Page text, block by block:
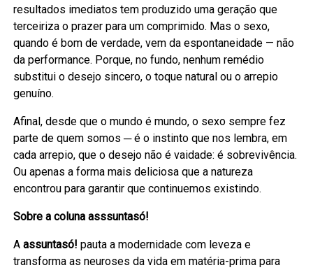
resultados imediatos tem produzido uma geração que
terceiriza o prazer para um comprimido. Mas o sexo,
quando é bom de verdade, vem da espontaneidade — não
da performance. Porque, no fundo, nenhum remédio
substitui o desejo sincero, o toque natural ou o arrepio
genuíno.
Afinal, desde que o mundo é mundo, o sexo sempre fez
parte de quem somos ─ é o instinto que nos lembra, em
cada arrepio, que o desejo não é vaidade: é sobrevivência.
Ou apenas a forma mais deliciosa que a natureza
encontrou para garantir que continuemos existindo.
Sobre a coluna asssuntasó!
Aassuntasó! pauta a modernidade com leveza e
transforma as neuroses da vida em matéria-prima para